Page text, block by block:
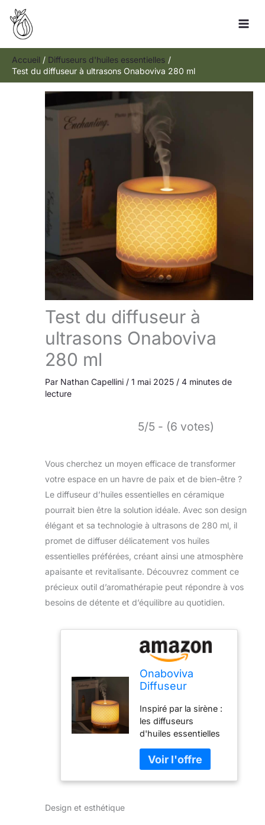
Aller
contenu
Accueil
Diffuseurs d'huiles essentielles
Test du diffuseur à ultrasons Onaboviva 280 ml
Test du diffuseur à
ultrasons Onaboviva
280 ml
Par Nathan Capellini / 1 mai 2025 / 4 minutes de
lecture
5/5 - (6 votes)
Vous cherchez un moyen efficace de transformer
votre espace en un havre de paix et de bien-être ?
Le diffuseur d’huiles essentielles en céramique
pourrait bien être la solution idéale. Avec son design
élégant et sa technologie à ultrasons de 280 ml, il
promet de diffuser délicatement vos huiles
essentielles préférées, créant ainsi une atmosphère
apaisante et revitalisante. Découvrez comment ce
précieux outil d’aromathérapie peut répondre à vos
besoins de détente et d’équilibre au quotidien.
Onaboviva
Diffuseur
essentielles,
diffuseur en
céramique pour
Grands
diffuseurs
d'huiles
essentielles,
Inspiré par la sirène :
les diffuseurs
d'huiles essentielles
s'inspirent de la
sirène, fabriqués en
céramique faite à la
Design et esthétique
Rechercher